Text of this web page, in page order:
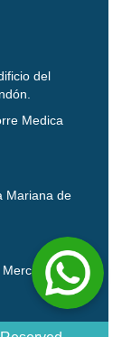
del
Medica
Mariana de
Merchán,